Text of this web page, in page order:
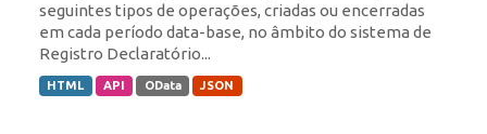
seguintes tipos de operações, criadas ou encerradas
em cada período data-base, no âmbito do sistema de
Registro Declaratório...
HTML API OData JSON